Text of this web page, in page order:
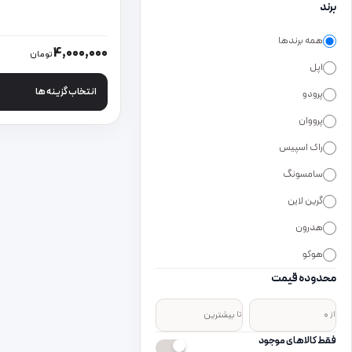
برند
همه برندها
اپل
پرودو
پرووان
راک اسپیس
سامسونگ
گرین لاین
هدرون
هوکو
محدوده قیمت
از تا
فقط کالاهای موجود
4,000,000تومان
انتخاب گزینه ها
این محصول دارای